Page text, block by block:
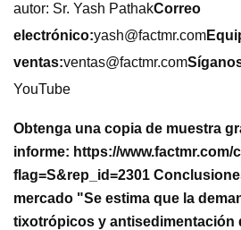
autor: Sr. Yash PathakCorreo
electrónico:yash@factmr.com
ventas:ventas@factmr.com
YouTube
Obtenga una copia de muestra
informe: https://www.factmr.com/
flag=S&rep_id=2301
mercado "Se estima que la
tixotrópicos y antisedimentación